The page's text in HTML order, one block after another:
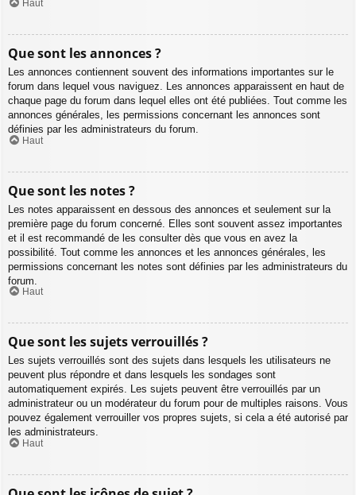
Haut
Que sont les annonces ?
Les annonces contiennent souvent des informations importantes sur le
forum dans lequel vous naviguez. Les annonces apparaissent en haut de
chaque page du forum dans lequel elles ont été publiées. Tout comme les
annonces générales, les permissions concernant les annonces sont
définies par les administrateurs du forum.
Haut
Que sont les notes ?
Les notes apparaissent en dessous des annonces et seulement sur la
première page du forum concerné. Elles sont souvent assez importantes
et il est recommandé de les consulter dès que vous en avez la
possibilité. Tout comme les annonces et les annonces générales, les
permissions concernant les notes sont définies par les administrateurs du
forum.
Haut
Que sont les sujets verrouillés ?
Les sujets verrouillés sont des sujets dans lesquels les utilisateurs ne
peuvent plus répondre et dans lesquels les sondages sont
automatiquement expirés. Les sujets peuvent être verrouillés par un
administrateur ou un modérateur du forum pour de multiples raisons. Vous
pouvez également verrouiller vos propres sujets, si cela a été autorisé par
les administrateurs.
Haut